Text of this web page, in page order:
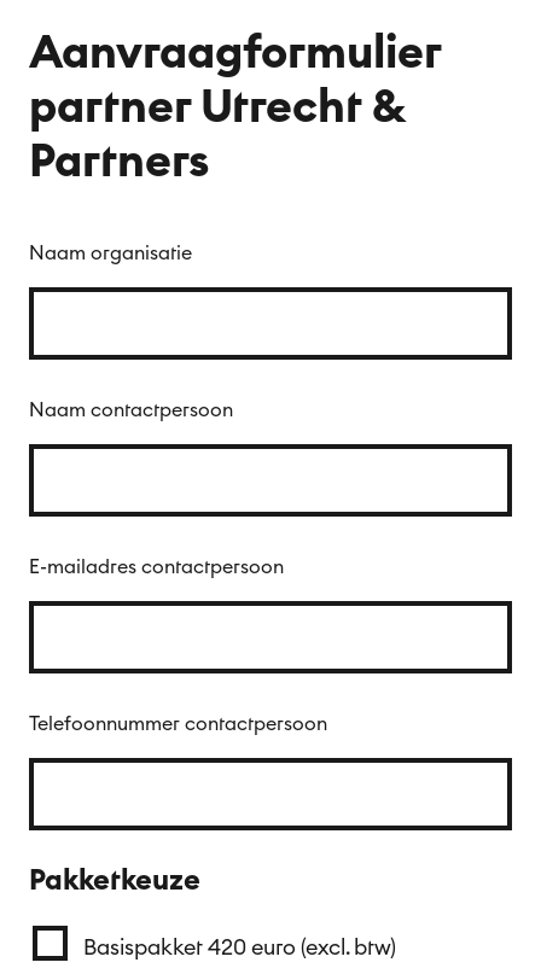
Aanvraagformulier
partner Utrecht &
Partners
Naam organisatie
Naam contactpersoon
E-mailadres contactpersoon
Telefoonnummer contactpersoon
Pakketkeuze
Basispakket 420 euro (excl. btw)